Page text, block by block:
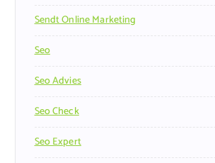
Sendt Online Marketing
Seo
Seo Advies
Seo Check
Seo Expert